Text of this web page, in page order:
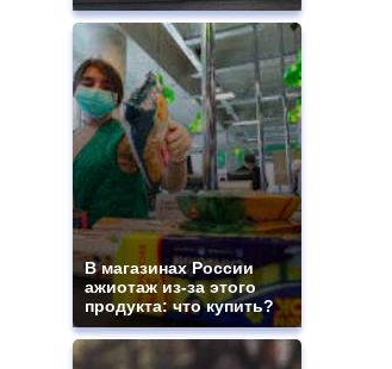
В магазинах России
ажиотаж из-за этого
продукта: что купить?